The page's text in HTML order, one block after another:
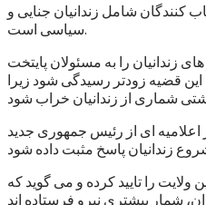
کنندگان شامل زندانیان جنایی و
سیاسی است.
زندانیان را به مسئولان پایتخت
این قضیه زودتر رسیدگی شود زیرا
اعلامیه ای از رئیس جمهوری جدید
ولایت را تایید کرده و می گوید که